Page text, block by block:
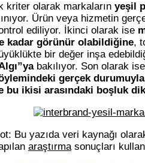
kriter olarak markaların yeşil
Ürün veya hizmetin
ediliyor. İkinci olarak ise
kadar görünür olabildiğine,
bir değer inşa
bakılıyor. Son olarak
gerçek
bu ikisi arasındaki boşluk
Bu yazıda veri kaynağı
araştırmasonuçları